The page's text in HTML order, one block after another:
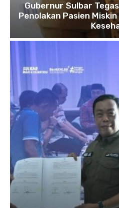
Gubernur Sulbar
Penolakan Pasien